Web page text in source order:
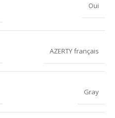
Oui
AZERTY français
Gray